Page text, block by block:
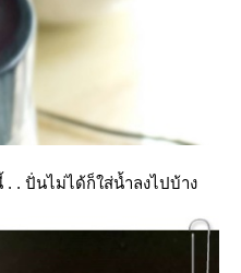
. ปั่นไม่ได้ก็ใส่น้ำลงไปบ้าง